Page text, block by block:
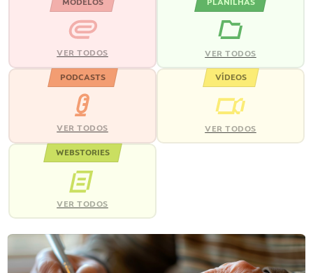
VER TODOS VER TODOS
PODCASTS
VER TODOS
VÍDEOS
VER TODOS
WEBSTORIES
VER TODOS